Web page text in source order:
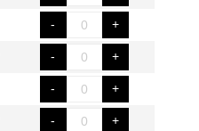
- +
- +
- +
- +